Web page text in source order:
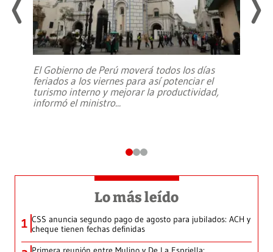
El Gobierno de Perú moverá todos los días
feriados a los viernes para así potenciar el
turismo interno y mejorar la productividad,
informó el ministro...
Lo más leído
1 CSS anuncia segundo pago de agosto para jubilados: ACH y
cheque tienen fechas definidas